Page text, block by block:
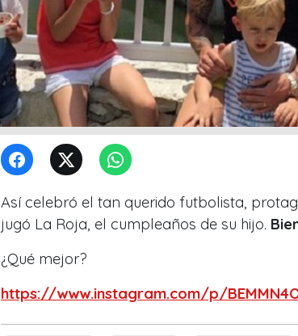
Así celebró el tan querido futbolista,
jugó La Roja, el cumpleaños de su hijo.
¿Qué mejor?
https://www.instagram.com/p/